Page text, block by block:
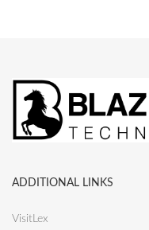
ADDITIONAL LINKS
VisitLex